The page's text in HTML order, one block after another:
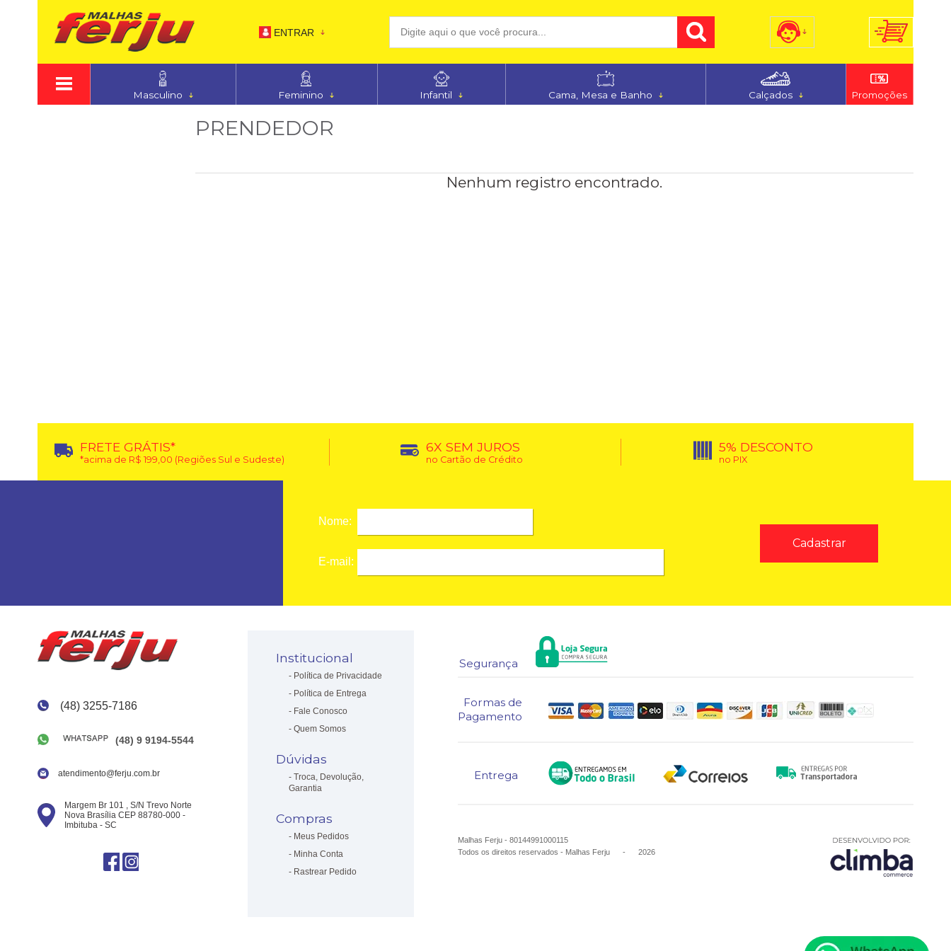
ENTRAR
(48) 3255-7186
Masculino Feminino Infantil Cama, Mesa e Banho Calçados Promoções
PRENDEDOR
Nenhum registro encontrado.
FRETE GRÁTIS*
*acima de R$ 199,00 (Regiões Sul e Sudeste)
6X SEM JUROS
no Cartão de Crédito
5% DESCONTO
no PIX
Nome:
E-mail:
(48) 3255-7186
(48) 9 9194-5544
atendimento@ferju.com.br
Margem Br 101 , S/N Trevo Norte
Nova Brasília CEP 88780-000 -
Imbituba - SC
Institucional
Política de Privacidade
Política de Entrega
Fale Conosco
Quem Somos
Dúvidas
Troca, Devolução,
Garantia
Compras
Meus Pedidos
Minha Conta
Rastrear Pedido
Segurança
Formas de
Pagamento
Entrega
Malhas Ferju - 80144991000115
Todos os direitos reservados- Malhas Ferju - 2026